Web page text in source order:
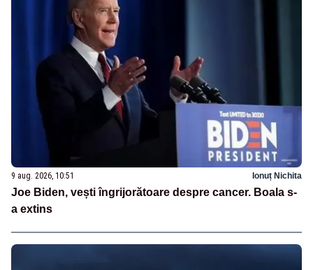
9 aug. 2026, 10:51 Ionuț Nichita
Joe Biden, vești îngrijorătoare despre cancer. Boala s-
a extins